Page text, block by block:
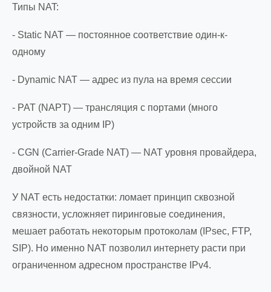
Типы NAT:
- Static NAT — постоянное соответствие один-к-
одному
- Dynamic NAT — адрес из пула на время сессии
- PAT (NAPT) — трансляция с портами (много
устройств за одним IP)
- CGN (Carrier-Grade NAT) — NAT уровня провайдера,
двойной NAT
У NAT есть недостатки: ломает принцип сквозной
связности, усложняет пиринговые соединения,
мешает работать некоторым протоколам (IPsec, FTP,
SIP). Но именно NAT позволил интернету расти при
ограниченном адресном пространстве IPv4.